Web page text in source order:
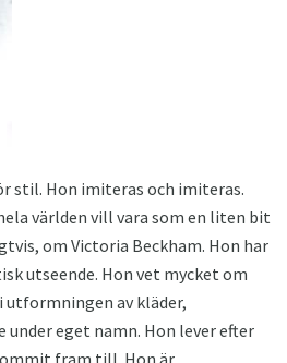
stil. Hon imiteras och imiteras.
världen vill vara som en liten bit
om Victoria Beckham. Hon har
utseende. Hon vet mycket om
utformningen av kläder,
under eget namn. Hon lever efter
fram till. Hon är